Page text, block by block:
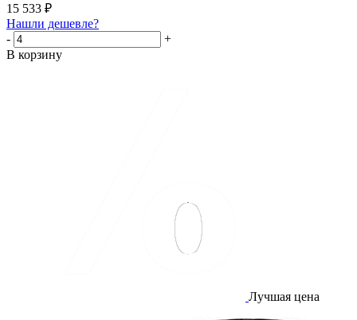
15 533 ₽
Нашли дешевле?
-
+
В корзину
Лучшая цена